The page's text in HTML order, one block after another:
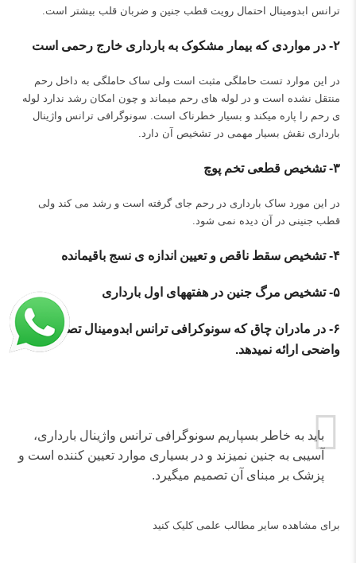
ترانس ابدومینال احتمال رویت قطب جنین و ضربان قلب بیشتر است.
۲- در مواردی که بیمار مشکوک به بارداری خارج رحمی است
در این موارد تست حاملگی مثبت است ولی ساک حاملگی به داخل رحم
منتقل نشده است و در لوله های رحم می‎ماند و چون امکان رشد ندارد لوله
ی رحم را پاره می‎کند و بسیار خطرناک است. سونوگرافی ترانس واژینال
بارداری نقش بسیار مهمی در تشخیص آن دارد.
۳- تشخیص قطعی تخم پوچ
در این مورد ساک بارداری در رحم جای گرفته است‌ و رشد می کند ولی
قطب جنینی در آن دیده نمی شود.
۴- تشخیص سقط ناقص و تعیین اندازه ی نسج باقیمانده
۵- تشخیص مرگ جنین در هفتههای اول بارداری
۶-
در مادران چاق که سونوکرافی ترانس ابدومینال تصویر
واضحی ارائه نمیدهد.
باید به خاطر بسپاریم سونوگرافی ترانس واژینال بارداری،
آسیبی به جنین نمی‎زند و در بسیاری موارد تعیین کننده است و
پزشک بر مبنای آن تصمیم می‎گیرد.
برای مشاهده سایر مطالب علمیکلیک کنید